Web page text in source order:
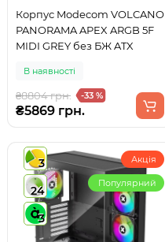
Корпус Modecom VOLCANO
PANORAMA APEX ARGB 5F
MIDI GREY без БЖ ATX
В наявності
₴8804 грн. -33 %
₴5869 грн.
3
24
3
Акція
Популярний